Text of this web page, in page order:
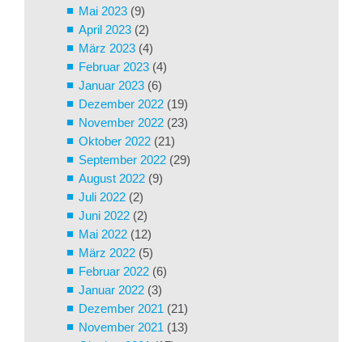
Mai 2023 (9)
April 2023 (2)
März 2023 (4)
Februar 2023 (4)
Januar 2023 (6)
Dezember 2022 (19)
November 2022 (23)
Oktober 2022 (21)
September 2022 (29)
August 2022 (9)
Juli 2022 (2)
Juni 2022 (2)
Mai 2022 (12)
März 2022 (5)
Februar 2022 (6)
Januar 2022 (3)
Dezember 2021 (21)
November 2021 (13)